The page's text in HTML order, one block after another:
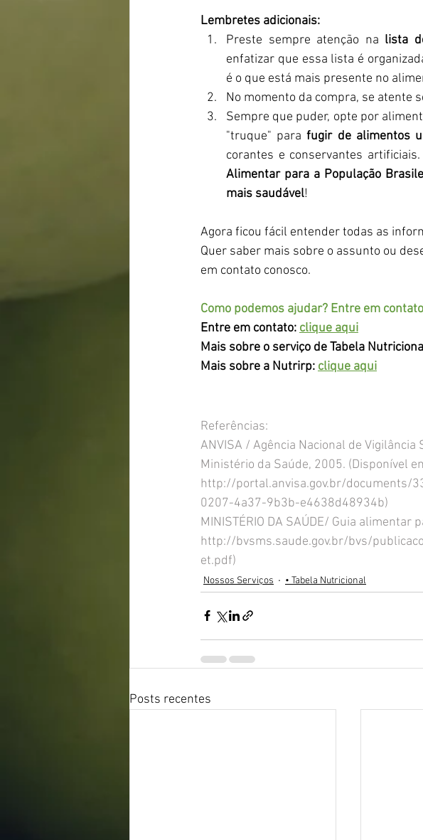
Lembretes adicionais:
Preste sempre atenção na lista
enfatizar que essa lista é
é o que está mais presente no
No momento da compra, se atente
Sempre que puder, opte por
"truque" para fugir de alimentos
corantes e conservantes
Alimentar para a População
mais saudável!
Agora ficou fácil entender todas as
Quer saber mais sobre o assunto ou
em contato conosco.
Como podemos ajudar? Entre em
Entre em contato: clique aqui
Mais sobre o serviço de Tabela
Mais sobre a Nutrirp: clique aqui
Referências:
ANVISA / Agência Nacional de
Ministério da Saúde, 2005. (Disponível
http://portal.anvisa.gov.br/documents/
0207-4a37-9b3b-e4638d48934b)
MINISTÉRIO DA SAÚDE/ Guia
http://bvsms.saude.gov.br/bvs/
et.pdf)
Nossos Serviços • Tabela Nutricional
Posts recentes